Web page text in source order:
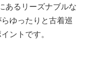
あるリーズナブルな
ゆったりと古着巡
ントです。